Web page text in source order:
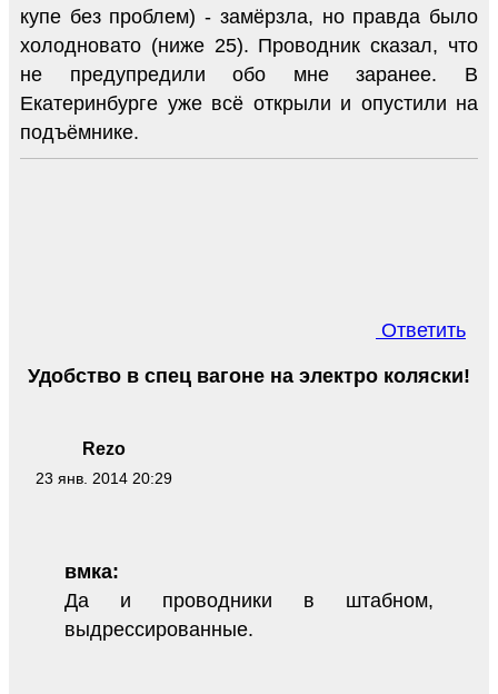
купе без проблем) - замёрзла, но правда было
холодновато (ниже 25). Проводник сказал, что
не предупредили обо мне заранее. В
Екатеринбурге уже всё открыли и опустили на
подъёмнике.
Ответить
Rezo
23 янв. 2014 20:29
Удобство в спец вагоне на электро коляски!
вмка:
Да и проводники в штабном,
выдрессированные.